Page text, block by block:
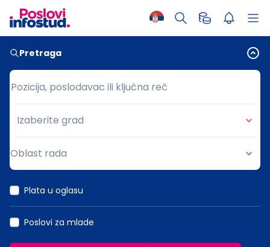
Pretraga
Pozicija, poslodavac ili ključna reč
Pozicija, poslodavac ili ključna reč
Grad
Izaberite grad
Oblast rada
Plata u oglasu
Poslovi za mlade